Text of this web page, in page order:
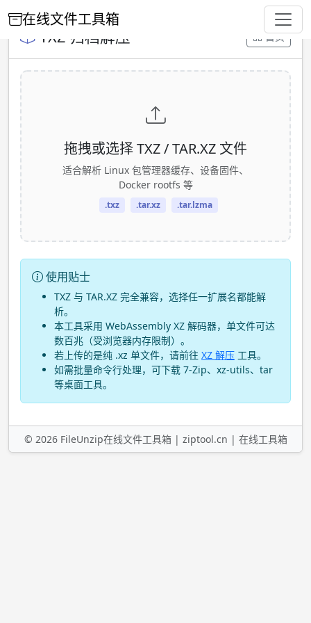
在线文件工具箱
TXZ 归档解压 首页
拖拽或选择 TXZ / TAR.XZ 文件
适合解析 Linux 包管理器缓存、设备固件、
Docker rootfs 等
.txz .tar.xz .tar.lzma
使用贴士
TXZ 与 TAR.XZ 完全兼容，选择任一扩展名都能解
析。
本工具采用 WebAssembly XZ 解码器，单文件可达
数百兆（受浏览器内存限制）。
若上传的是纯 .xz 单文件，请前往 XZ 解压 工具。
如需批量命令行处理，可下载 7-Zip、xz-utils、tar
等桌面工具。
© 2026FileUnzip在线文件工具箱 | ziptool.cn | 在线工具箱